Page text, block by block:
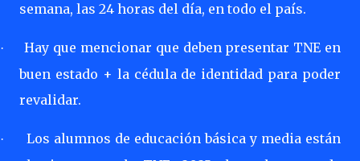
semana, las 24 horas del día, en todo el país.
·
Hay que mencionar que deben presentar TNE en
buen estado + la cédula de identidad para poder
revalidar.
·
Los alumnos de educación básica y media están